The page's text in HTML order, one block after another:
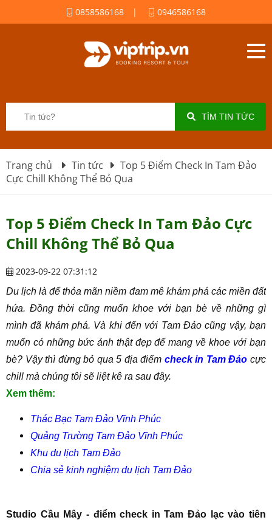
0858586168 | 0946586168
TÌM TIN TỨC
Trang chủ Tin tức
Top 5 Điểm Check In Tam Đảo
Cực Chill Không Thể Bỏ Qua
Top 5 Điểm Check In Tam Đảo Cực
Chill Không Thể Bỏ Qua
2023-09-22 07:31:12
Du lịch là để thỏa mãn niềm đam mê khám phá các miền đất
hứa. Đồng thời cũng muốn khoe với bạn bè về những gì
mình đã khám phá. Và khi đến với Tam Đảo cũng vậy, bạn
muốn có những bức ảnh thật đẹp để mang về khoe với bạn
bè? Vậy thì đừng bỏ qua 5 địa điểm check in Tam Đảocực
chill mà chúng tôi sẽ liệt kê ra sau đây.
Xem thêm:
Thác Bạc Tam Đảo Vĩnh Phúc
Quảng Trường Tam Đảo Vĩnh Phúc
Khu du lịch Tam Đảo
Chia sẻ kinh nghiệm du lịch Tam Đảo
Studio Cầu Mây - điểm check in Tam Đảo lạc vào tiên